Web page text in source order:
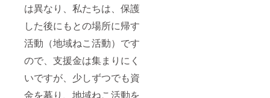
は異なり、私たちは、保護
した後にもとの場所に帰す
活動（地域ねこ活動）です
ので、支援金は集まりにく
いですが、少しずつでも資
金を募り、地域ねこ活動を